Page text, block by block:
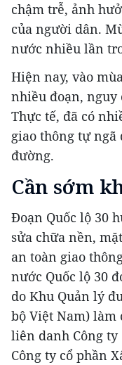
chậm trễ, ảnh
của người dân.
nước nhiều lần
Hiện nay, vào
nhiều đoạn, nguy
Thực tế, đã có
giao thông tự ngã
đường.
Cần sớm
Đoạn Quốc lộ 30
sửa chữa nền,
an toàn giao
nước Quốc lộ 30
do Khu Quản lý
bộ Việt Nam)
liên danh Công ty
Công ty cổ phần